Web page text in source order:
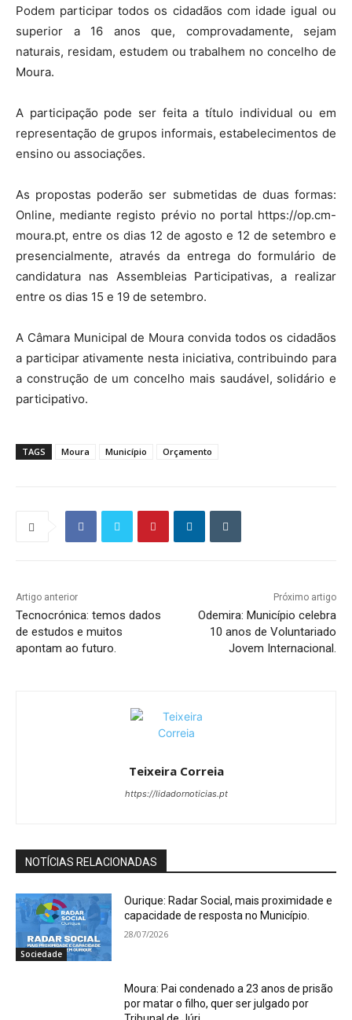
Podem participar todos os cidadãos com idade igual ou
superior a 16 anos que, comprovadamente, sejam
naturais, residam, estudem ou trabalhem no concelho de
Moura.
A participação pode ser feita a título individual ou em
representação de grupos informais, estabelecimentos de
ensino ou associações.
As propostas poderão ser submetidas de duas formas:
Online, mediante registo prévio no portal https://op.cm-
moura.pt, entre os dias 12 de agosto e 12 de setembro e
presencialmente, através da entrega do formulário de
candidatura nas Assembleias Participativas, a realizar
entre os dias 15 e 19 de setembro.
A Câmara Municipal de Moura convida todos os cidadãos
a participar ativamente nesta iniciativa, contribuindo para
a construção de um concelho mais saudável, solidário e
participativo.
TAGS Moura Município Orçamento
Artigo anterior
Tecnocrónica: temos dados
de estudos e muitos
apontam ao futuro.
Próximo artigo
Odemira: Município celebra
10 anos de Voluntariado
Jovem Internacional.
Teixeira Correia
https://lidadornoticias.pt
NOTÍCIAS RELACIONADAS
Sociedade
Ourique: Radar Social, mais proximidade e
capacidade de resposta no Município.
28/07/2026
Moura: Pai condenado a 23 anos de prisão
por matar o filho, quer ser julgado por